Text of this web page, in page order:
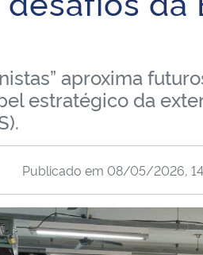
aproxima
estratégico da
Publicado em 08/05/2026,